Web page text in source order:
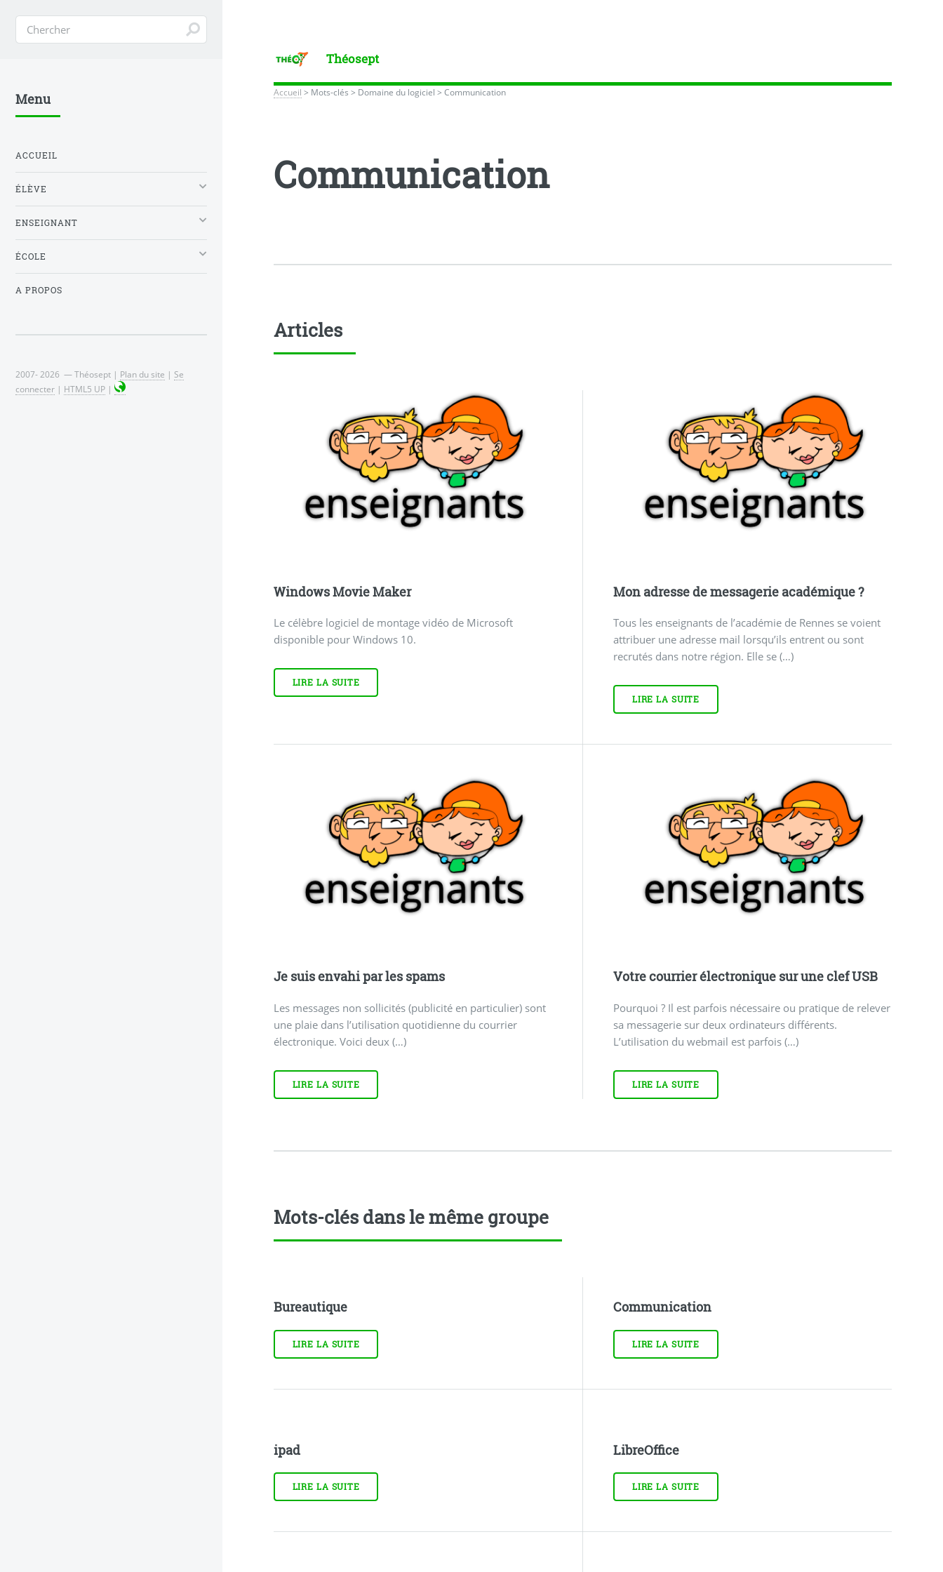
Théosept
Accueil > Mots-clés > Domaine du logiciel >Communication
Communication
Articles
Windows Movie Maker
Le célèbre logiciel de montage vidéo de Microsoft
disponible pour Windows 10.
LIRE LA SUITE
Mon adresse de messagerie académique ?
Tous les enseignants de l’académie de Rennes se voient
attribuer une adresse mail lorsqu’ils entrent ou sont
recrutés dans notre région. Elle se (…)
LIRE LA SUITE
Je suis envahi par les spams
Les messages non sollicités (publicité en particulier) sont
une plaie dans l’utilisation quotidienne du courrier
électronique. Voici deux (…)
LIRE LA SUITE
Votre courrier électronique sur une clef USB
Pourquoi ? Il est parfois nécessaire ou pratique de relever
sa messagerie sur deux ordinateurs différents.
L’utilisation du webmail est parfois (…)
LIRE LA SUITE
Mots-clés dans le même groupe
Bureautique
LIRE LA SUITE
Communication
LIRE LA SUITE
ipad
LIRE LA SUITE
LibreOffice
LIRE LA SUITE
Menu
ACCUEIL
ÉLÈVE
ENSEIGNANT
ÉCOLE
A PROPOS
2007- 2026 — Théosept | Plan du site | Se
connecter | HTML5 UP |